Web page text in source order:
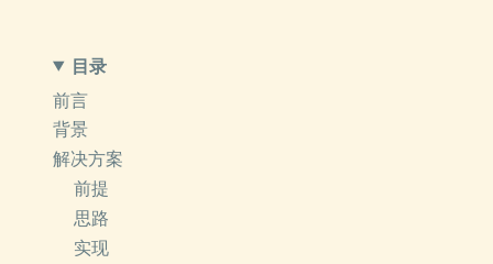
目录
前言
背景
解决方案
前提
思路
实现